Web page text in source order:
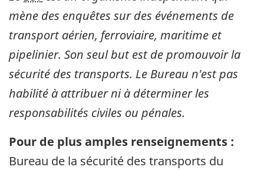
mène des enquêtes sur des événements de
transport aérien, ferroviaire, maritime et
pipelinier. Son seul but est de promouvoir la
sécurité des transports. Le Bureau n'est pas
habilité à attribuer ni à déterminer les
responsabilités civiles ou pénales.
Pour de plus amples renseignements :
Bureau de la sécurité des transports du